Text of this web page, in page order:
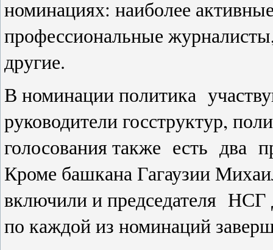
номинациях: наиболее
профессиональные
другие.
В номинации политика
руководители госструктур,
голосования также есть два
Кроме башкана Гагаузии
включили и председателя НСГ
по каждой из номинаций